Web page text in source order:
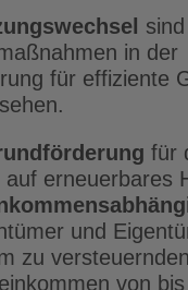
in der
für effiziente
für
auf erneuerbares
und
zu versteuernden
von